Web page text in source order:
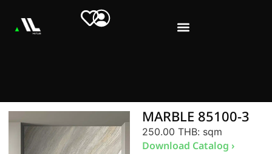
MARBLE 85100-3
250.00 THB: sqm
Download Catalog ›